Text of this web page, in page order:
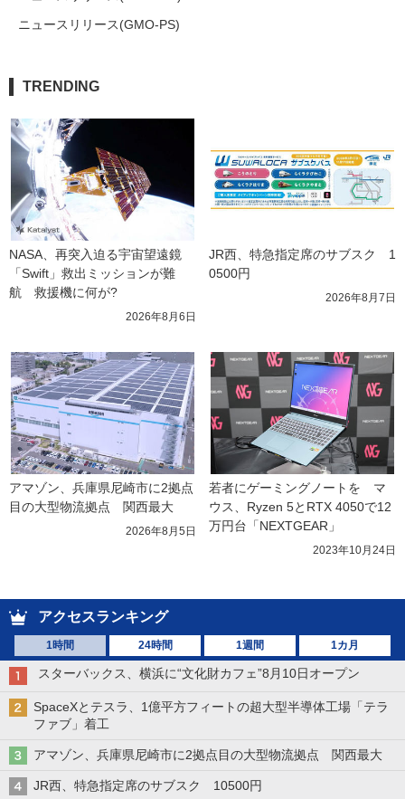
ニュースリリース(GMO-PS)
TRENDING
NASA、再突入迫る宇宙望遠鏡
「Swift」救出ミッションが難
航　救援機に何が?
2026年8月6日
JR西、特急指定席のサブスク　1
0500円
2026年8月7日
アマゾン、兵庫県尼崎市に2拠点
目の大型物流拠点　関西最大
2026年8月5日
若者にゲーミングノートを　マ
ウス、Ryzen 5とRTX 4050で12
万円台「NEXTGEAR」
2023年10月24日
アクセスランキング
1時間 24時間 1週間 1カ月
スターバックス、横浜に“文化財カフェ”8月10日オープン
SpaceXとテスラ、1億平方フィートの超大型半導体工場「テラ
ファブ」着工
アマゾン、兵庫県尼崎市に2拠点目の大型物流拠点 関西最大
JR西、特急指定席のサブスク 10500円